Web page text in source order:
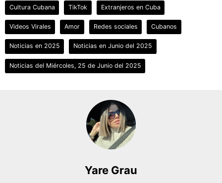
Cultura Cubana TikTok Extranjeros en Cuba
Videos Virales Amor Redes sociales Cubanos
Noticias en 2025 Noticias en Junio del 2025
Noticias del Miércoles, 25 de Junio del 2025
Yare Grau